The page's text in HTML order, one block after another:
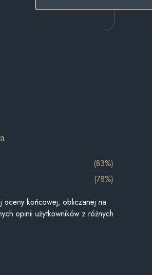
(83%)
(78%)
oceny końcowej, obliczanej na
opinii użytkowników z różnych